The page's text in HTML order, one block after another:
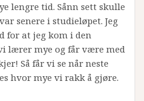
lengre tid. Sånn sett skulle
senere i studieløpet. Jeg
for at jeg kom i den
lærer mye og får være med
Så får vi se når neste
hvor mye vi rakk å gjøre.